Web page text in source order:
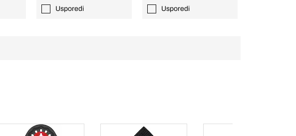
Usporedi Usporedi